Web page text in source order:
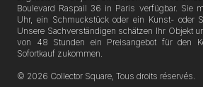
Boulevard Raspail 36 in Paris verfügbar. Sie
Uhr, ein Schmuckstück oder ein Kunst- oder
Unsere Sachverständigen schätzen Ihr Objekt
von 48 Stunden ein Preisangebot für den
Sofortkauf zukommen.
© 2026 Collector Square, Tous droits réservés.